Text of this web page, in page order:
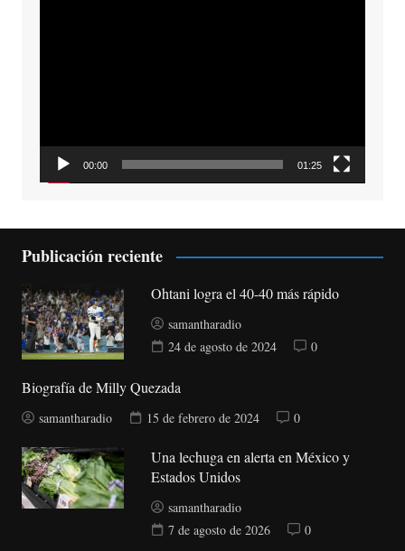
00:00 01:25
Publicación reciente
Ohtani logra el 40-40 más rápido
samantharadio
24 de agosto de 2024
0
Biografía de Milly Quezada
samantharadio 15 de febrero de 2024 0
Una lechuga en alerta en México y
Estados Unidos
samantharadio
7 de agosto de 2026
0